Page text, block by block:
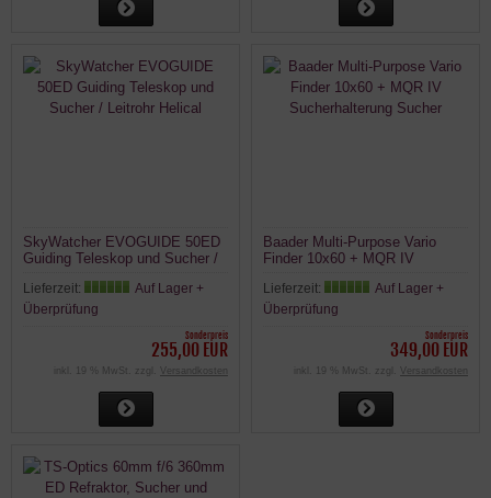
SkyWatcher EVOGUIDE 50ED
Guiding Teleskop und Sucher /
Lieferzeit:
Auf Lager +
Überprüfung
Sonderpreis
255,00 EUR
inkl. 19 % MwSt. zzgl. Versandkosten
Baader Multi-Purpose Vario
Finder 10x60 + MQR IV
Lieferzeit:
Auf Lager +
Überprüfung
Sonderpreis
349,00 EUR
inkl. 19 % MwSt. zzgl. Versandkosten